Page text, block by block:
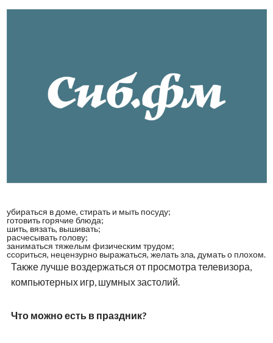
убираться в доме, стирать и мыть посуду;
готовить горячие блюда;
шить, вязать, вышивать;
расчесывать голову;
заниматься тяжелым физическим трудом;
ссориться, нецензурно выражаться, желать зла, думать о плохом.
Также лучше воздержаться от просмотра телевизора,
компьютерных игр, шумных застолий.
Что можно есть в праздник?